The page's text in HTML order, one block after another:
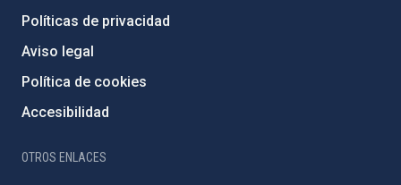
Políticas de privacidad
Aviso legal
Política de cookies
Accesibilidad
OTROS ENLACES